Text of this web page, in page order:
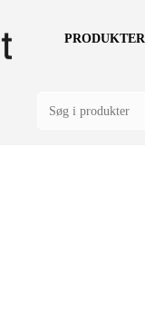
PRODUKTER